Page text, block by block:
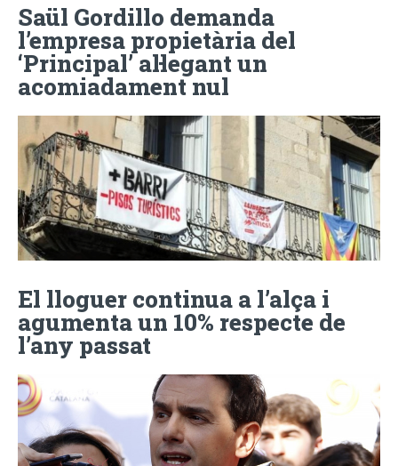
Saül Gordillo demanda
l’empresa propietària del
‘Principal’ al·legant un
acomiadament nul
El lloguer continua a l’alça i
agumenta un 10% respecte de
l’any passat